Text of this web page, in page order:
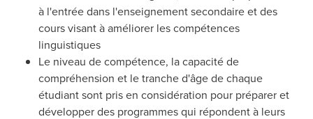
à l'entrée dans l'enseignement secondaire et des
cours visant à améliorer les compétences
linguistiques
Le niveau de compétence, la capacité de
compréhension et le tranche d'âge de chaque
étudiant sont pris en considération pour préparer et
développer des programmes qui répondent à leurs